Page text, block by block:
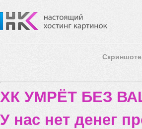
ХК УМРЁТ БЕЗ
У нас нет денег